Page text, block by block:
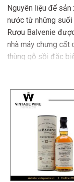
Nguyên liệu để
nước từ những suối
Rượu Balvenie
nhà máy chưng cất
thùng gỗ sồi đặc
Đến nay, nhà máy
đang hoạt động
được yêu thích trên
Đặc điểm nổi
Rượu Balvenie có
Mùi hương: Rượu